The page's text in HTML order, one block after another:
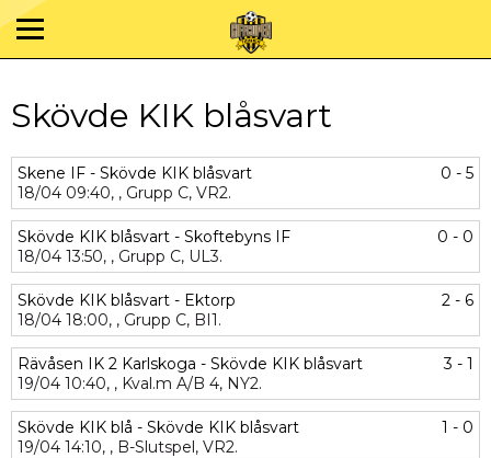
Skövde KIK blåsvart
Skene IF - Skövde KIK blåsvart
0 - 5
18/04 09:40, , Grupp C, VR2.
Skövde KIK blåsvart - Skoftebyns IF
0 - 0
18/04 13:50, , Grupp C, UL3.
Skövde KIK blåsvart - Ektorp
2 - 6
18/04 18:00, , Grupp C, BI1.
Rävåsen IK 2 Karlskoga - Skövde KIK blåsvart
3 - 1
19/04 10:40, , Kval.m A/B 4, NY2.
Skövde KIK blå - Skövde KIK blåsvart
1 - 0
19/04 14:10, , B-Slutspel, VR2.